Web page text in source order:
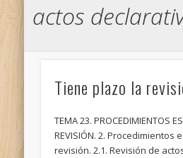
actos
Tiene plazo la
TEMA 23. PROCEDIMIENTOS
REVISIÓN. 2. Procedimientos
revisión. 2.1. Revisión de